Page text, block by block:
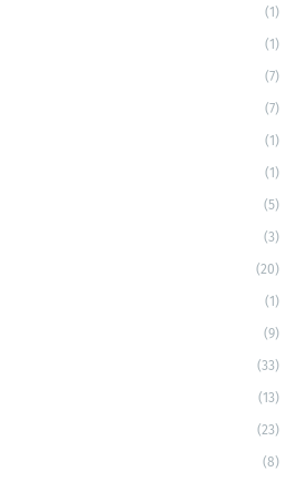
(1)
(1)
(7)
(7)
(1)
(1)
(5)
(3)
(20)
(1)
(9)
(33)
(13)
(23)
(8)